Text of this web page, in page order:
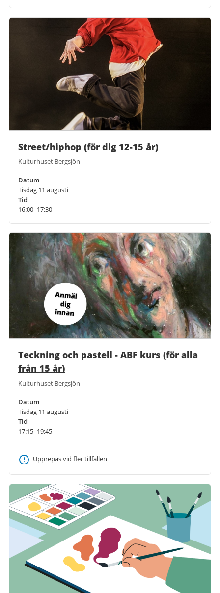
Street/hiphop (för dig 12-15 år)
Kulturhuset Bergsjön
Datum
Tisdag 11 augusti
Tid
16:00–17:30
Teckning och pastell - ABF kurs (för alla
från 15 år)
Kulturhuset Bergsjön
Datum
Tisdag 11 augusti
Tid
17:15–19:45
Upprepas vid fler tillfällen